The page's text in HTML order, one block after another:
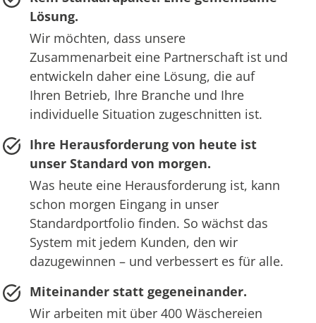
Lösung.
Wir möchten, dass unsere
Zusammenarbeit eine Partnerschaft ist und
entwickeln daher eine Lösung, die auf
Ihren Betrieb, Ihre Branche und Ihre
individuelle Situation zugeschnitten ist.
Ihre Herausforderung von heute ist
unser Standard von morgen.
Was heute eine Herausforderung ist, kann
schon morgen Eingang in unser
Standardportfolio finden. So wächst das
System mit jedem Kunden, den wir
dazugewinnen – und verbessert es für alle.
Miteinander statt gegeneinander.
Wir arbeiten mit über 400 Wäschereien